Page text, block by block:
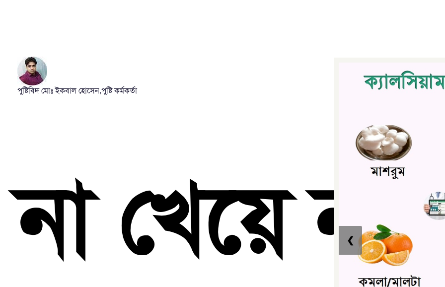
পুষ্টিবিদ মোঃ ইকবাল হোসেন,পুষ্টি কর্মকর্তা
না খেয়ে নয়,
❮